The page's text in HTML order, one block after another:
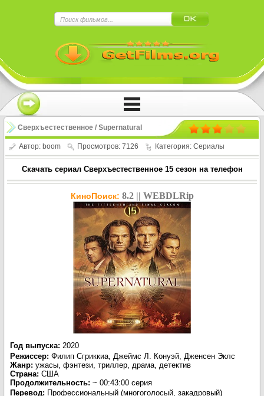
Сверхъестественное / Supernatural
(15 сезон)
Автор: boom Просмотров: 7126 Категория: Сериалы
Скачать сериал Сверхъестественное 15 сезон на телефон
КиноПоиск: 8.2 || WEBDLRip
Год выпуска: 2020
Режиссер: Филип Сгриккиа, Джеймс Л. Конуэй, Дженсен Эклс
Жанр: ужасы, фэнтези, триллер, драма, детектив
Страна: США
Продолжительность: ~ 00:43:00 серия
Перевод: Профессиональный (многоголосый, закадровый)
Нажмите на
!!!Если Вы с телефона сперва нажмите на
троеточие в правом верхнем углу!!!